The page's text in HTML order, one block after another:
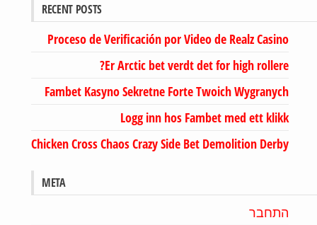
RECENT POSTS
Proceso de Verificación por Video de Realz Casino
Er Arctic bet verdt det for high rollere?
Fambet Kasyno Sekretne Forte Twoich Wygranych
Logg inn hos Fambet med ett klikk
Chicken Cross Chaos Crazy Side Bet Demolition Derby
META
התחבר